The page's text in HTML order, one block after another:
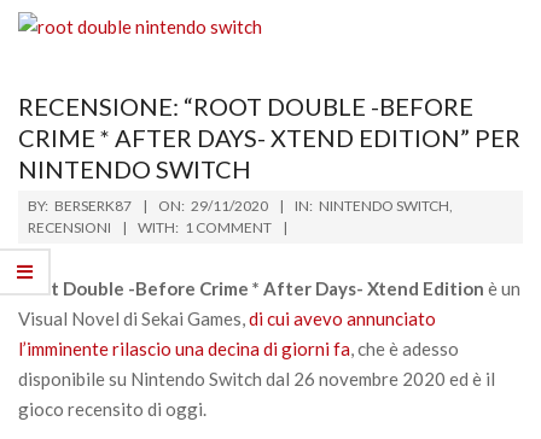
RECENSIONE: “ROOT DOUBLE -BEFORE
CRIME * AFTER DAYS- XTEND EDITION” PER
NINTENDO SWITCH
2020-
11-
29
BY: BERSERK87 ON: 29/11/2020 IN: NINTENDO SWITCH
RECENSIONI
WITH: 1 COMMENT
Root Double -Before Crime * After Days- Xtend Edition è un
Visual Novel di Sekai Games,di cui avevo annunciato
l’imminente rilascio una decina di giorni fa, che è adesso
disponibile su Nintendo Switch dal 26 novembre 2020 ed è il
gioco recensito di oggi.